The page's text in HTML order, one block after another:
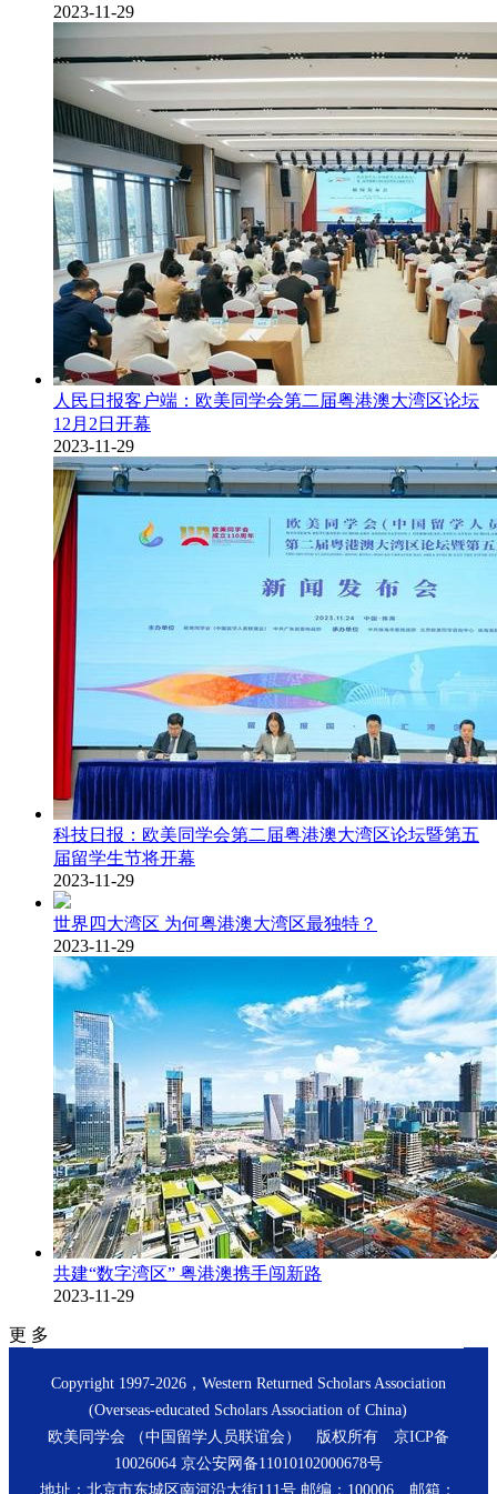
2023-11-29
人民日报客户端：欧美同学会第二届粤港澳大湾区论坛
12月2日开幕
2023-11-29
科技日报：欧美同学会第二届粤港澳大湾区论坛暨第五
届留学生节将开幕
2023-11-29
世界四大湾区 为何粤港澳大湾区最独特？
2023-11-29
共建“数字湾区” 粤港澳携手闯新路
2023-11-29
更 多